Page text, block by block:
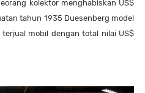
kolektor menghabiskan US$
tahun 1935 Duesenberg model
mobil dengan total nilai US$